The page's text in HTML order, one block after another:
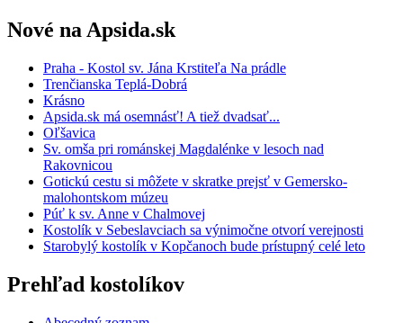
Nové na Apsida.sk
Praha - Kostol sv. Jána Krstiteľa Na prádle
Trenčianska Teplá-Dobrá
Krásno
Apsida.sk má osemnásť! A tiež dvadsať...
Oľšavica
Sv. omša pri románskej Magdalénke v lesoch nad
Rakovnicou
Gotickú cestu si môžete v skratke prejsť v Gemersko-
malohontskom múzeu
Púť k sv. Anne v Chalmovej
Kostolík v Sebeslavciach sa výnimočne otvorí verejnosti
Starobylý kostolík v Kopčanoch bude prístupný celé leto
Prehľad kostolíkov